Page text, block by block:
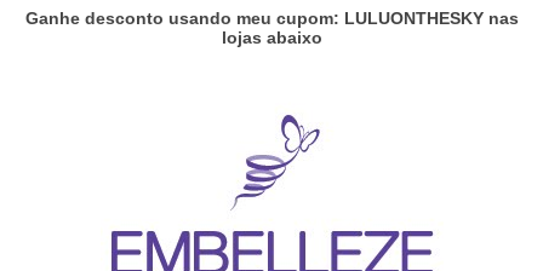
Ganhe desconto usando meu cupom: LULUONTHESKY nas
lojas abaixo